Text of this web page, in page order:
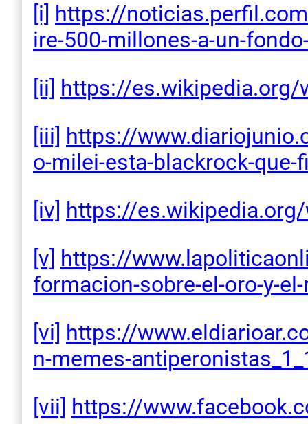
[i] https://
ire-500-millones-a-un-
[ii] https://
[iii] https://
o-milei-esta-blackrock-que-
[iv] https://
[v] https://
formacion-sobre-el-oro-y-el-
[vi] https://
n-memes-antiperonistas_1_
[vii] https://